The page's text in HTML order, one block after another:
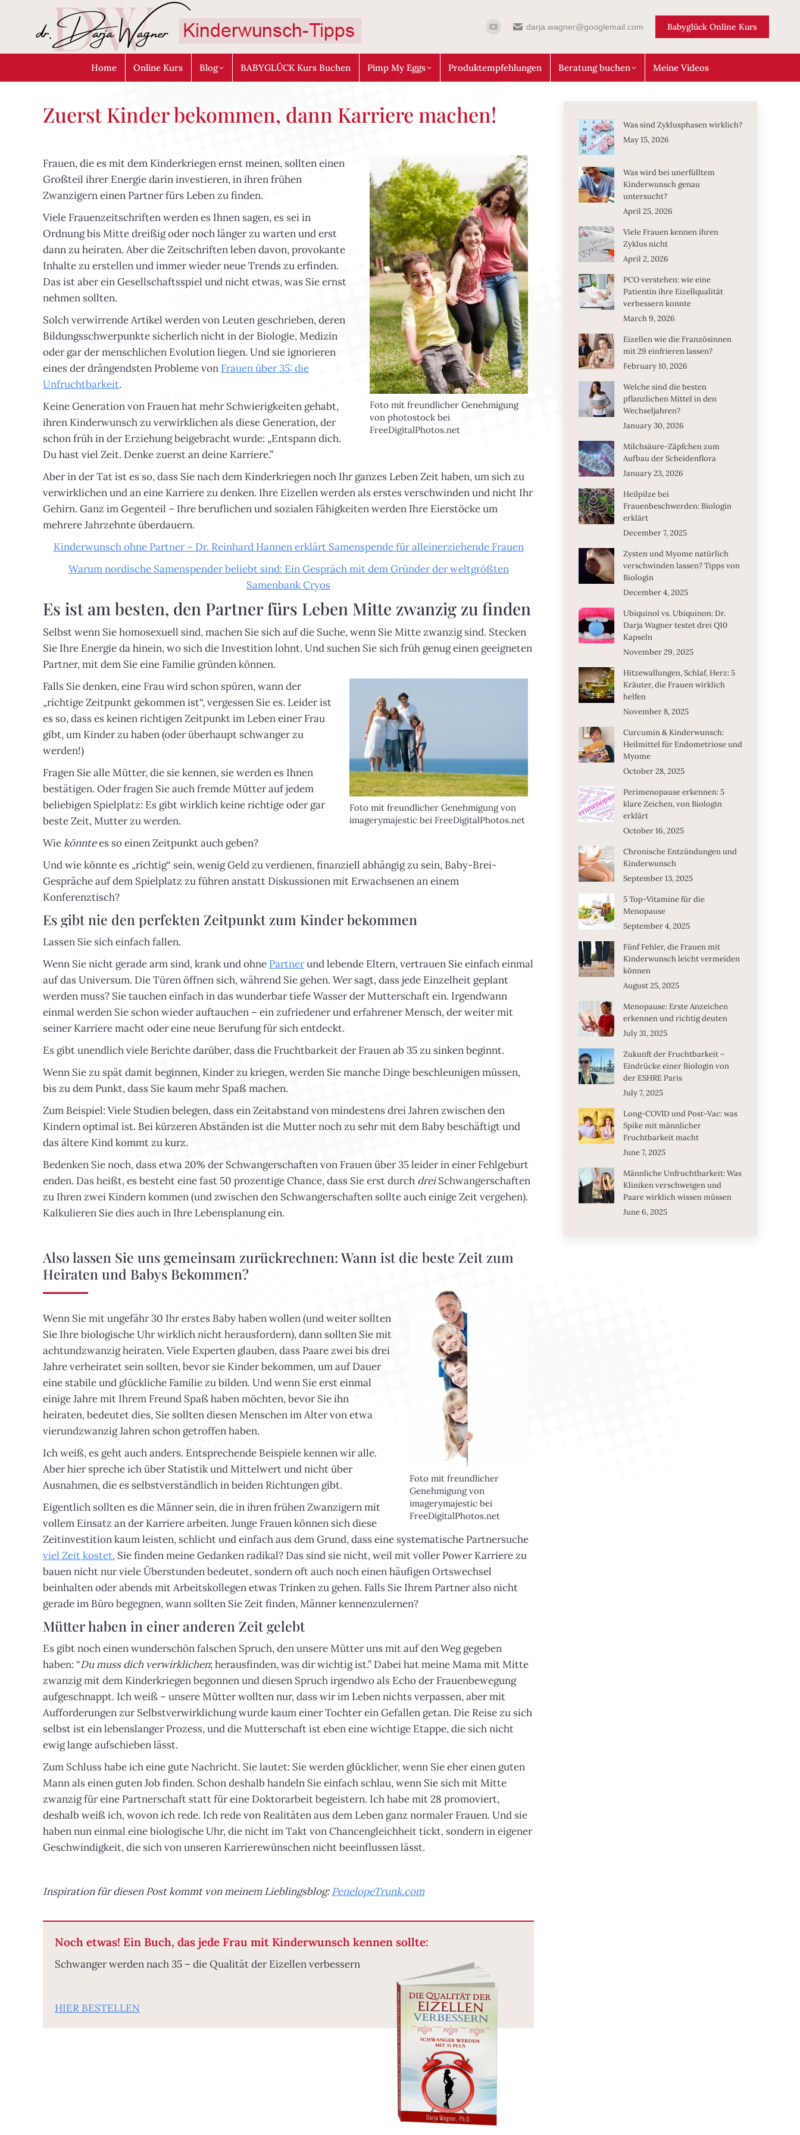
darja.wagner@googlemail.com Babyglück Online Kurs
Home Online Kurs Blog BABYGLÜCK Kurs Buchen Pimp My Eggs Produktempfehlungen Beratung buchen Meine Videos
Zuerst Kinder bekommen, dann Karriere machen!
Foto mit freundlicher Genehmigung
von photostock bei
FreeDigitalPhotos.net
Frauen, die es mit dem Kinderkriegen ernst meinen, sollten einen
Großteil ihrer Energie darin investieren, in ihren frühen
Zwanzigern einen Partner fürs Leben zu finden.
Viele Frauenzeitschriften werden es Ihnen sagen, es sei in
Ordnung bis Mitte dreißig oder noch länger zu warten und erst
dann zu heiraten. Aber die Zeitschriften leben davon, provokante
Inhalte zu erstellen und immer wieder neue Trends zu erfinden.
Das ist aber ein Gesellschaftsspiel und nicht etwas, was Sie ernst
nehmen sollten.
Solch verwirrende Artikel werden von Leuten geschrieben, deren
Bildungsschwerpunkte sicherlich nicht in der Biologie, Medizin
oder gar der menschlichen Evolution liegen. Und sie ignorieren
eines der drängendsten Probleme von Frauen über 35: die
Unfruchtbarkeit.
Keine Generation von Frauen hat mehr Schwierigkeiten gehabt,
ihren Kinderwunsch zu verwirklichen als diese Generation, der
schon früh in der Erziehung beigebracht wurde: „Entspann dich.
Du hast viel Zeit. Denke zuerst an deine Karriere.”
Aber in der Tat ist es so, dass Sie nach dem Kinderkriegen noch Ihr ganzes Leben Zeit haben, um sich zu
verwirklichen und an eine Karriere zu denken. Ihre Eizellen werden als erstes verschwinden und nicht Ihr
Gehirn. Ganz im Gegenteil – Ihre beruflichen und sozialen Fähigkeiten werden Ihre Eierstöcke um
mehrere Jahrzehnte überdauern.
Kinderwunsch ohne Partner – Dr. Reinhard Hannen erklärt Samenspende für alleinerziehende Frauen
Warum nordische Samenspender beliebt sind: Ein Gespräch mit dem Gründer der weltgrößten
Samenbank Cryos
Es ist am besten, den Partner fürs Leben Mitte zwanzig zu finden
Selbst wenn Sie homosexuell sind, machen Sie sich auf die Suche, wenn Sie Mitte zwanzig sind. Stecken
Sie Ihre Energie da hinein, wo sich die Investition lohnt. Und suchen Sie sich früh genug einen geeigneten
Partner, mit dem Sie eine Familie gründen können.
Foto mit freundlicher Genehmigung von
imagerymajestic bei FreeDigitalPhotos.net
Falls Sie denken, eine Frau wird schon spüren, wann der
„richtige Zeitpunkt gekommen ist“, vergessen Sie es. Leider ist
es so, dass es keinen richtigen Zeitpunkt im Leben einer Frau
gibt, um Kinder zu haben (oder überhaupt schwanger zu
werden!)
Fragen Sie alle Mütter, die sie kennen, sie werden es Ihnen
bestätigen. Oder fragen Sie auch fremde Mütter auf jedem
beliebigen Spielplatz: Es gibt wirklich keine richtige oder gar
beste Zeit, Mutter zu werden.
Wiekönntees so einen Zeitpunkt auch geben?
Und wie könnte es „richtig“ sein, wenig Geld zu verdienen, finanziell abhängig zu sein, Baby-Brei-
Gespräche auf dem Spielplatz zu führen anstatt Diskussionen mit Erwachsenen an einem
Konferenztisch?
Es gibt nie den perfekten Zeitpunkt zum Kinder bekommen
Lassen Sie sich einfach fallen.
Wenn Sie nicht gerade arm sind, krank und ohne Partnerund lebende Eltern, vertrauen Sie einfach einmal
auf das Universum. Die Türen öffnen sich, während Sie gehen. Wer sagt, dass jede Einzelheit geplant
werden muss? Sie tauchen einfach in das wunderbar tiefe Wasser der Mutterschaft ein. Irgendwann
einmal werden Sie schon wieder auftauchen – ein zufriedener und erfahrener Mensch, der weiter mit
seiner Karriere macht oder eine neue Berufung für sich entdeckt.
Es gibt unendlich viele Berichte darüber, dass die Fruchtbarkeit der Frauen ab 35 zu sinken beginnt.
Wenn Sie zu spät damit beginnen, Kinder zu kriegen, werden Sie manche Dinge beschleunigen müssen,
bis zu dem Punkt, dass Sie kaum mehr Spaß machen.
Zum Beispiel: Viele Studien belegen, dass ein Zeitabstand von mindestens drei Jahren zwischen den
Kindern optimal ist. Bei kürzeren Abständen ist die Mutter noch zu sehr mit dem Baby beschäftigt und
das ältere Kind kommt zu kurz.
Bedenken Sie noch, dass etwa 20% der Schwangerschaften von Frauen über 35 leider in einer Fehlgeburt
enden. Das heißt, es besteht eine fast 50 prozentige Chance, dass Sie erst durch dreiSchwangerschaften
zu Ihren zwei Kindern kommen (und zwischen den Schwangerschaften sollte auch einige Zeit vergehen).
Kalkulieren Sie dies auch in Ihre Lebensplanung ein.
Also lassen Sie uns gemeinsam zurückrechnen: Wann ist die beste Zeit zum
Heiraten und Babys Bekommen?
Foto mit freundlicher
Genehmigung von
imagerymajestic bei
FreeDigitalPhotos.net
Wenn Sie mit ungefähr 30 Ihr erstes Baby haben wollen (und weiter sollten
Sie Ihre biologische Uhr wirklich nicht herausfordern), dann sollten Sie mit
achtundzwanzig heiraten. Viele Experten glauben, dass Paare zwei bis drei
Jahre verheiratet sein sollten, bevor sie Kinder bekommen, um auf Dauer
eine stabile und glückliche Familie zu bilden. Und wenn Sie erst einmal
einige Jahre mit Ihrem Freund Spaß haben möchten, bevor Sie ihn
heiraten, bedeutet dies, Sie sollten diesen Menschen im Alter von etwa
vierundzwanzig Jahren schon getroffen haben.
Ich weiß, es geht auch anders. Entsprechende Beispiele kennen wir alle.
Aber hier spreche ich über Statistik und Mittelwert und nicht über
Ausnahmen, die es selbstverständlich in beiden Richtungen gibt.
Eigentlich sollten es die Männer sein, die in ihren frühen Zwanzigern mit
vollem Einsatz an der Karriere arbeiten. Junge Frauen können sich diese
Zeitinvestition kaum leisten, schlicht und einfach aus dem Grund, dass eine systematische Partnersuche
viel Zeit kostet. Sie finden meine Gedanken radikal? Das sind sie nicht, weil mit voller Power Karriere zu
bauen nicht nur viele Überstunden bedeutet, sondern oft auch noch einen häufigen Ortswechsel
beinhalten oder abends mit Arbeitskollegen etwas Trinken zu gehen. Falls Sie Ihrem Partner also nicht
gerade im Büro begegnen, wann sollten Sie Zeit finden, Männer kennenzulernen?
Mütter haben in einer anderen Zeit gelebt
Es gibt noch einen wunderschön falschen Spruch, den unsere Mütter uns mit auf den Weg gegeben
haben: “Du muss dich verwirklichen; herausfinden, was dir wichtig ist.” Dabei hat meine Mama mit Mitte
zwanzig mit dem Kinderkriegen begonnen und diesen Spruch irgendwo als Echo der Frauenbewegung
aufgeschnappt. Ich weiß – unsere Mütter wollten nur, dass wir im Leben nichts verpassen, aber mit
Aufforderungen zur Selbstverwirklichung wurde kaum einer Tochter ein Gefallen getan. Die Reise zu sich
selbst ist ein lebenslanger Prozess, und die Mutterschaft ist eben eine wichtige Etappe, die sich nicht
ewig lange aufschieben lässt.
Zum Schluss habe ich eine gute Nachricht. Sie lautet: Sie werden glücklicher, wenn Sie eher einen guten
Mann als einen guten Job finden. Schon deshalb handeln Sie einfach schlau, wenn Sie sich mit Mitte
zwanzig für eine Partnerschaft statt für eine Doktorarbeit begeistern. Ich habe mit 28 promoviert,
deshalb weiß ich, wovon ich rede. Ich rede von Realitäten aus dem Leben ganz normaler Frauen. Und sie
haben nun einmal eine biologische Uhr, die nicht im Takt von Chancengleichheit tickt, sondern in eigener
Geschwindigkeit, die sich von unseren Karrierewünschen nicht beeinflussen lässt.
Inspiration für diesen Post kommt von meinem Lieblingsblog:PenelopeTrunk.com
Noch etwas! Ein Buch, das jede Frau mit Kinderwunsch kennen sollte:
Schwanger werden nach 35 – die Qualität der Eizellen verbessern
HIER BESTELLEN
Was sind Zyklusphasen wirklich?
May 15, 2026
Was wird bei unerfülltem
Kinderwunsch genau
untersucht?
April 25, 2026
Viele Frauen kennen ihren
Zyklus nicht
April 2, 2026
PCO verstehen: wie eine
Patientin ihre Eizellqualität
verbessern konnte
March 9, 2026
Eizellen wie die Französinnen
mit 29 einfrieren lassen?
February 10, 2026
Welche sind die besten
pflanzlichen Mittel in den
Wechseljahren?
January 30, 2026
Milchsäure-Zäpfchen zum
Aufbau der Scheidenflora
January 23, 2026
Heilpilze bei
Frauenbeschwerden: Biologin
erklärt
December 7, 2025
Zysten und Myome natürlich
verschwinden lassen? Tipps von
Biologin
December 4, 2025
Ubiquinol vs. Ubiquinon: Dr.
Darja Wagner testet drei Q10
Kapseln
November 29, 2025
Hitzewallungen, Schlaf, Herz: 5
Kräuter, die Frauen wirklich
helfen
November 8, 2025
Curcumin & Kinderwunsch:
Heilmittel für Endometriose und
Myome
October 28, 2025
Perimenopause erkennen: 5
klare Zeichen, von Biologin
erklärt
October 16, 2025
Chronische Entzündungen und
Kinderwunsch
September 13, 2025
5 Top-Vitamine für die
Menopause
September 4, 2025
Fünf Fehler, die Frauen mit
Kinderwunsch leicht vermeiden
können
August 25, 2025
Menopause: Erste Anzeichen
erkennen und richtig deuten
July 31, 2025
Zukunft der Fruchtbarkeit –
Eindrücke einer Biologin von
der ESHRE Paris
July 7, 2025
Long-COVID und Post-Vac: was
Spike mit männlicher
Fruchtbarkeit macht
June 7, 2025
Männliche Unfruchtbarkeit: Was
Kliniken verschweigen und
Paare wirklich wissen müssen
June 6, 2025